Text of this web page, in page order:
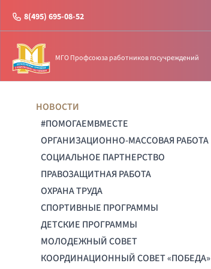
8(495) 695-08-52
МГО Профсоюза работников госучреждений
НОВОСТИ
#ПОМОГАЕМВМЕСТЕ
ОРГАНИЗАЦИОННО-МАССОВАЯ РАБОТА
СОЦИАЛЬНОЕ ПАРТНЕРСТВО
ПРАВОЗАЩИТНАЯ РАБОТА
ОХРАНА ТРУДА
СПОРТИВНЫЕ ПРОГРАММЫ
ДЕТСКИЕ ПРОГРАММЫ
МОЛОДЕЖНЫЙ СОВЕТ
КООРДИНАЦИОННЫЙ СОВЕТ «ПОБЕДА»